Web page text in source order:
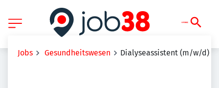
Jobs Gesundheitswesen Dialyseassistent (m/w/d)